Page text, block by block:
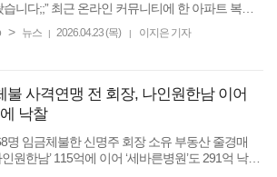
라인 커뮤니티에 한 아파트 복도
에 따르면 입주민 A씨가 집 앞 복도 ...
> 뉴스 2026.04.23 (목) 이지은 기자
불 사격연맹 전 회장, 나인원한남 이어
낙찰
명 임금체불한 신명주 회장 소유 부동산 줄경매
인원한남’ 115억에 이어 ‘세바른병원’도 291억 낙찰